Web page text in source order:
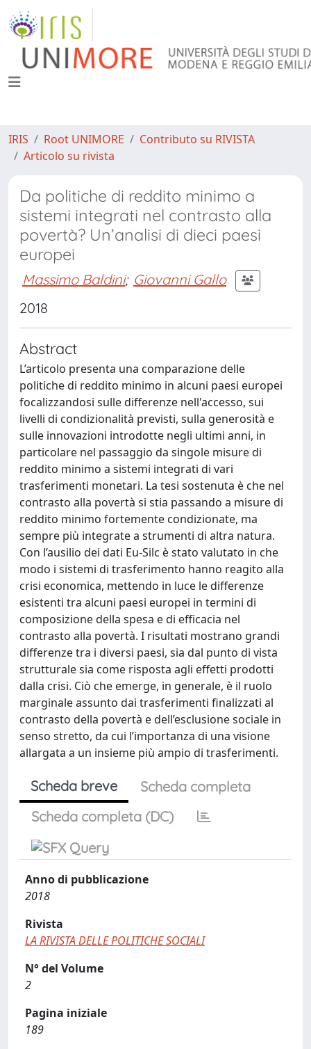
IRIS Root UNIMORE
Contributo su RIVISTA
Articolo su rivista
Da politiche di reddito minimo a
sistemi integrati nel contrasto alla
povertà? Un’analisi di dieci paesi
europei
Massimo Baldini; Giovanni Gallo
2018
Abstract
L’articolo presenta una comparazione delle
politiche di reddito minimo in alcuni paesi europei
focalizzandosi sulle differenze nell'accesso, sui
livelli di condizionalità previsti, sulla generosità e
sulle innovazioni introdotte negli ultimi anni, in
particolare nel passaggio da singole misure di
reddito minimo a sistemi integrati di vari
trasferimenti monetari. La tesi sostenuta è che nel
contrasto alla povertà si stia passando a misure di
reddito minimo fortemente condizionate, ma
sempre più integrate a strumenti di altra natura.
Con l’ausilio dei dati Eu-Silc è stato valutato in che
modo i sistemi di trasferimento hanno reagito alla
crisi economica, mettendo in luce le differenze
esistenti tra alcuni paesi europei in termini di
composizione della spesa e di efficacia nel
contrasto alla povertà. I risultati mostrano grandi
differenze tra i diversi paesi, sia dal punto di vista
strutturale sia come risposta agli effetti prodotti
dalla crisi. Ciò che emerge, in generale, è il ruolo
marginale assunto dai trasferimenti finalizzati al
contrasto della povertà e dell’esclusione sociale in
senso stretto, da cui l’importanza di una visione
allargata a un insieme più ampio di trasferimenti.
Scheda breve
Scheda completa
Scheda completa (DC)
Anno di pubblicazione
2018
Rivista
LA RIVISTA DELLE POLITICHE SOCIALI
N° del Volume
2
Pagina iniziale
189